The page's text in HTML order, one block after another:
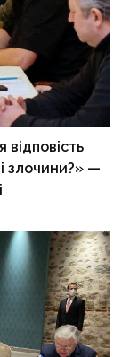
відповість
злочини?» —